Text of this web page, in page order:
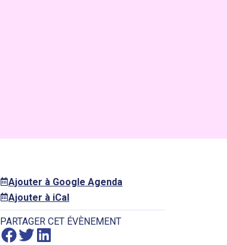
Ajouter à Google Agenda
Ajouter à iCal
PARTAGER CET ÉVÈNEMENT